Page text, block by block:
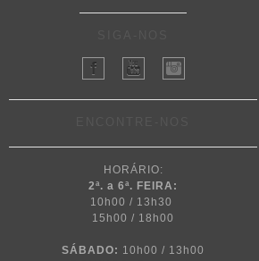
HORÁRIO:
2ª. a 6ª. FEIRA:
10h00 / 13h30
15h00 / 18h00
SÁBADO: 10h00 / 13h00